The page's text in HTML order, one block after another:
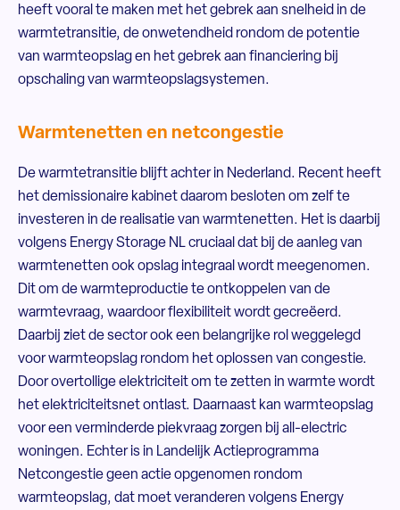
heeft vooral te maken met het gebrek aan snelheid in de
warmtetransitie, de onwetendheid rondom de potentie
van warmteopslag en het gebrek aan financiering bij
opschaling van warmteopslagsystemen.
Warmtenetten en netcongestie
De warmtetransitie blijft achter in Nederland. Recent heeft
het demissionaire kabinet daarom besloten om zelf te
investeren in de realisatie van warmtenetten. Het is daarbij
volgens Energy Storage NL cruciaal dat bij de aanleg van
warmtenetten ook opslag integraal wordt meegenomen.
Dit om de warmteproductie te ontkoppelen van de
warmtevraag, waardoor flexibiliteit wordt gecreëerd.
Daarbij ziet de sector ook een belangrijke rol weggelegd
voor warmteopslag rondom het oplossen van congestie.
Door overtollige elektriciteit om te zetten in warmte wordt
het elektriciteitsnet ontlast. Daarnaast kan warmteopslag
voor een verminderde piekvraag zorgen bij all-electric
woningen. Echter is in Landelijk Actieprogramma
Netcongestie geen actie opgenomen rondom
warmteopslag, dat moet veranderen volgens Energy